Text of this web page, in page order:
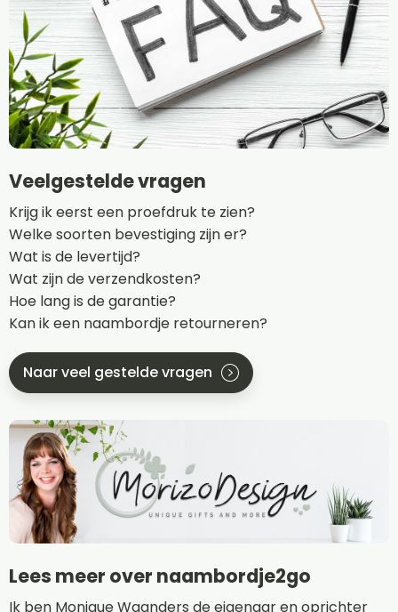
Veelgestelde vragen
Krijg ik eerst een proefdruk te zien?
Welke soorten bevestiging zijn er?
Wat is de levertijd?
Wat zijn de verzendkosten?
Hoe lang is de garantie?
Kan ik een naambordje retourneren?
Naar veel gestelde vragen
Lees meer over naambordje2go
Ik ben Monique Waanders de eigenaar en oprichter